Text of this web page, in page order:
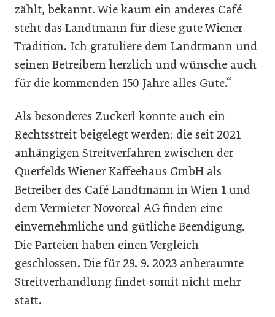
zählt, bekannt. Wie kaum ein anderes Café
steht das Landtmann für diese gute Wiener
Tradition. Ich gratuliere dem Landtmann und
seinen Betreibern herzlich und wünsche auch
für die kommenden 150 Jahre alles Gute.“
Als besonderes Zuckerl konnte auch ein
Rechtsstreit beigelegt werden: die seit 2021
anhängigen Streitverfahren zwischen der
Querfelds Wiener Kaffeehaus GmbH als
Betreiber des Café Landtmann in Wien 1 und
dem Vermieter Novoreal AG finden eine
einvernehmliche und gütliche Beendigung.
Die Parteien haben einen Vergleich
geschlossen. Die für 29. 9. 2023 anberaumte
Streitverhandlung findet somit nicht mehr
statt.